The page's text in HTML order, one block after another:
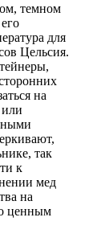
темном
для
Цельсия.
на
или
так
к
мед
на
ценным